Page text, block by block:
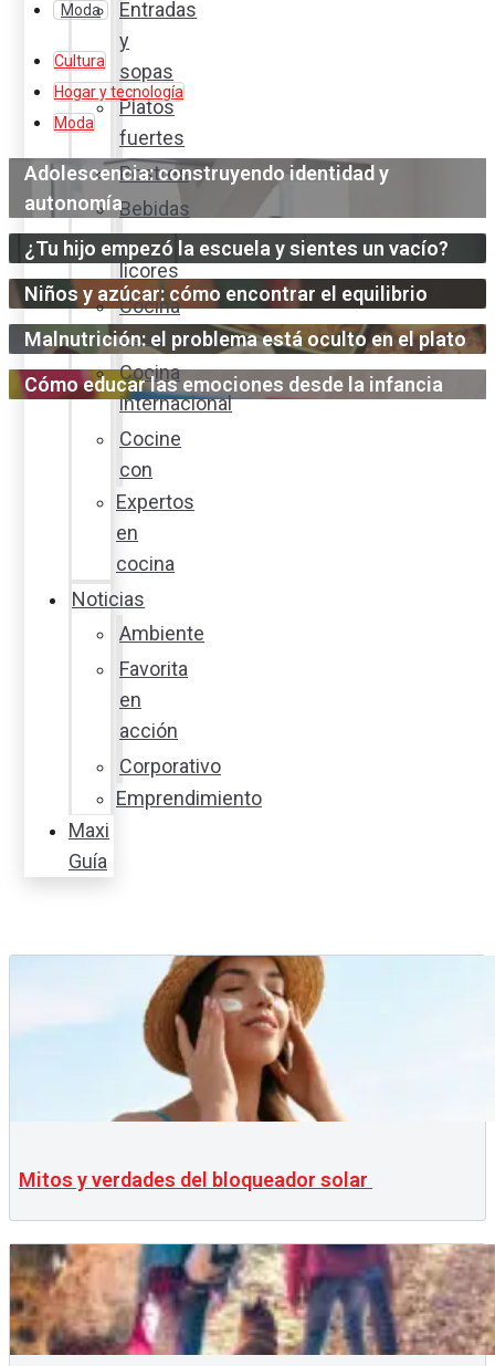
Entradas
y
sopas
Platos
fuertes
Postres
Bebidas
y
licores
Cocina
ecuatoriana
Cocina
internacional
Cocine
con
Expertos
en
cocina
Noticias
Ambiente
Favorita
en
acción
Corporativo
Emprendimiento
Maxi
Guía
Moda
Cultura
Hogar y tecnología
Moda
Adolescencia: construyendo identidad y
autonomía
¿Tu hijo empezó la escuela y sientes un vacío?
Niños y azúcar: cómo encontrar el equilibrio
Malnutrición: el problema está oculto en el plato
Cómo educar las emociones desde la infancia
Mitos y verdades del bloqueador solar